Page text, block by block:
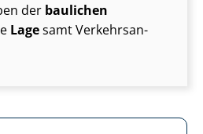
der baulichen
Lagesamt Ver­kehrs­an­